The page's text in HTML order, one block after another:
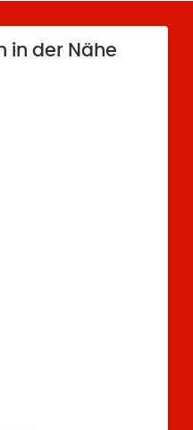
in der Nähe